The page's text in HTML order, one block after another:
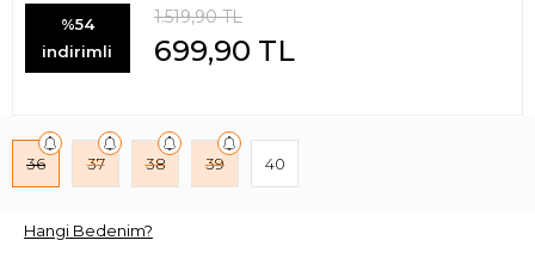
%54
indirimli
1.519,90TL
699,90 TL
36 37 38 39 40
Hangi Bedenim?